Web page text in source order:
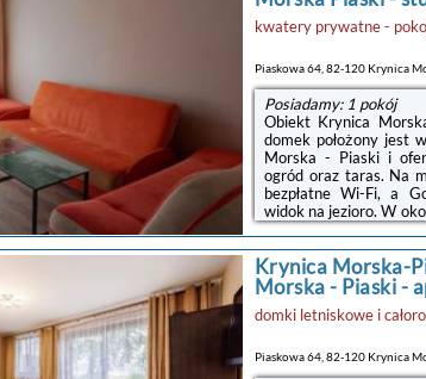
wyposażeniem, w
prywatną łazienkę z
Gości jest też taras,
widok na miasto.W
kwatery prywatne -
Piaskowa 64, 82-120 Krynica
Posiadamy: 1 pokój
Obiekt Krynica
domek położony jest
Morska - Piaski i
ogród oraz taras. Na
bezpłatne Wi-Fi, a
widok na jezioro. W
panują doskonałe
wędkarstwa i jazdy na
także bezpłatny
kwaterze prywatnej
lodówką,
mają do dyspozycji
ekranem z
kablowych.Odległość
Krynica Morska-
Morska - Piaski -
domki letniskowe i
Piaskowa 64, 82-120 Krynica